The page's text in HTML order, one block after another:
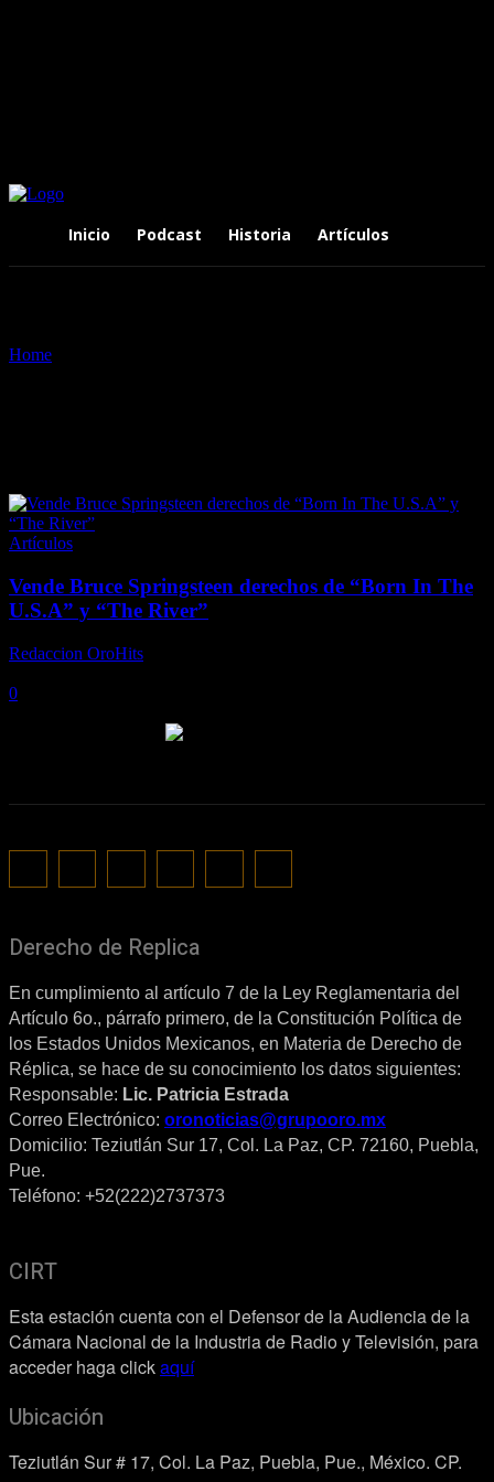
Inicio Podcast Historia Artículos
Home
Artículos
Vende Bruce Springsteen derechos de “Born In The
U.S.A” y “The River”
Redaccion OroHits
0
Derecho de Replica
En cumplimiento al artículo 7 de la Ley Reglamentaria del
Artículo 6o., párrafo primero, de la Constitución Política de
los Estados Unidos Mexicanos, en Materia de Derecho de
Réplica, se hace de su conocimiento los datos siguientes:
Responsable: Lic. Patricia Estrada
Correo Electrónico: oronoticias@grupooro.mx
Domicilio: Teziutlán Sur 17, Col. La Paz, CP. 72160, Puebla,
Pue.
Teléfono: +52(222)2737373
CIRT
Esta estación cuenta con el Defensor de la Audiencia de la
Cámara Nacional de la Industria de Radio y Televisión, para
acceder haga clickaquí
Ubicación
Teziutlán Sur # 17, Col. La Paz, Puebla, Pue., México. CP.